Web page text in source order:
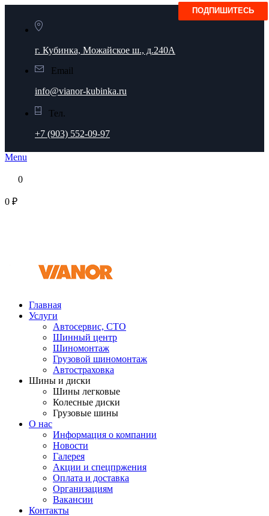
г. Кубинка, Можайское ш., д.240А
Email
info@vianor-kubinka.ru
Тел.
+7 (903) 552-09-97
Menu
0
0 ₽
Главная
Услуги
Автосервис, СТО
Шинный центр
Шиномонтаж
Грузовой шиномонтаж
Автостраховка
Шины и диски
Шины легковые
Колесные диски
Грузовые шины
О нас
Информация о компании
Новости
Галерея
Акции и спецпржения
Оплата и доставка
Организациям
Вакансии
Контакты